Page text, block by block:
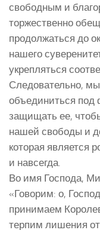
свободным и
торжественно
продолжаться до
нашего
укрепляться
Следовательно,
объединиться под
защищать ее,
нашей свободы и
которая является
и навсегда.
Во имя Господа,
«Говорим: о,
принимаем
терпим лишения от